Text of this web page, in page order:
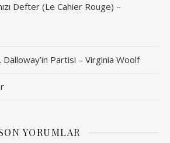
Defter (Le Cahier Rouge) –
Partisi – Virginia Woolf
YORUMLAR